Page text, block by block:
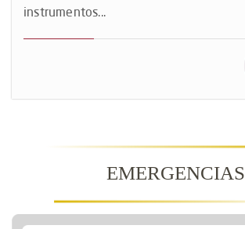
instrumentos...
EMERGENCIAS